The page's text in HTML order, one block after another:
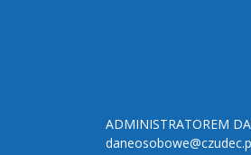
ADMINISTRATOREM